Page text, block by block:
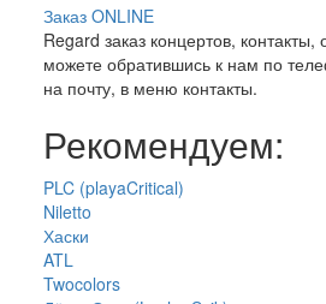
Sean
(Live
at
Capital's
Jingle
Bell
Ball
Заказ ONLINE
Regard заказ концертов,
можете обратившись к нам по
на почту, в меню контакты.
Рекомендуем:
PLC (playaCritical)
Niletto
Хаски
ATL
Twocolors